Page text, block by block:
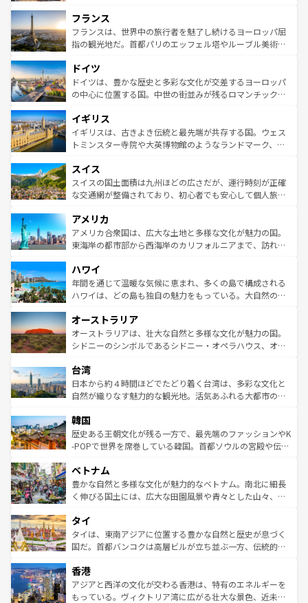
ませてくれるイタリアで、忘れられない旅をしてみよう！
なお、新着のイタリア情報はコンテンツ一覧 を参照してほ
しい。
文化が根付くこの国では、情熱的なフラメンコ、熱気あふ
れる闘牛、そして美味しいタパスが生活の一部となってい
る。首都マドリードの洗練された雰囲気や、バルセロナの
の城塞都市、穏やかなビーチリゾートまで多彩な表情を見
せる。地方によって風土や気候が異なるスペインはその個
性で訪れる人を魅了する。 なお、新着のスペイン情報はコ
フランス
フランスは、世界中の旅行者を魅了し続けるヨーロッパ屈
指の観光地だ。首都パリのエッフェル塔やルーブル美術館
で、幅広い魅力が詰まっている。華麗な宮殿、歴史的な大
聖堂、美しいビーチ、そして豊かな自然が、訪れる者を心
から魅了する。また、フランスは美食の国としても知ら
いる。シャンパンの発祥地であるランス、プロヴァンスの
香り高いラベンダー畑など、多彩な楽しみ方が可能だ。さ
らに、パリ以外の地域にも魅力が溢れており、どの街角に
れる地方に足を運ぶとそれぞれで全く異なる文化を体験で
きるだろう。 なお、新着のフランス情報はコンテンツ一覧
を参照してほしい。
ドイツ
ドイツは、豊かな歴史と多彩な文化が交差するヨーロッパ
の中心に位置する国。中世の街並みが残るロマンチック街
顔を持つこの国は、どこを歩いても飽きることがない。ベ
ルリンの文化的活気、バイエルン州のアルプスの絶景、そ
してライン川沿いのワイン畑といった風景は必見。ビール
は、お酒好きな人にはぜひ体験してほしい。 なお、新着の
ドイツ情報はコンテンツ一覧を参照してほしい。
イギリス
イギリスは、古きよき伝統と最先端が共存する国。ウェス
トミンスター寺院や大英博物館のようなランドマーク、歴
リアごとに異なる魅力がある。また、優雅なアフタヌーン
ティー、ビール好きにはたまらない英国パブ、サッカー観
戦など、本場だからこそできる体験も豊富。イギリスを旅
ンツ一覧を参照してほしい。
スイス
スイスの国土面積は九州ほどの広さだが、運行時刻が正確
な交通網が整備されており、初心者でも安心して個人旅行
の建物がそのまま残る町や、スイスならではのユニークな
博物館もあり、アルプス観光だけでなく町歩きも満喫する
ことができる。国民の所得が高いため物価も高いが、旅行
ば市内交通費無料で観光を楽しむこともできる。 なお、新
着のスイス情報はコンテンツ一覧 を参照してほしい。
アメリカ
アメリカ合衆国は、広大な土地と多様な文化が魅力の国。
東海岸の都市部から西海岸のカリフォルニアまで、訪れる
のような巨大都市は、観光、ショッピング、エンターテイ
ンメントが詰まった刺激的なスポットだ。一方、アメリカ
西部には大自然が広がり、グランドキャニオンやイエロー
部のニューオーリンズでは、音楽と美食が融合した独特の
文化が魅力。旅行者はアメリカの各地域で異なる魅力を楽
しみながら、その多様性と豊かな歴史を感じることができ
ならではの贅沢な旅のスタイルだ。 なお、新着のアメリカ
情報はコンテンツ一覧を参照してほしい。
ハワイ
年間を通じて温暖な気候に恵まれ、多くの島で構成される
ハワイは、どの島も独自の魅力をもっている。大自然の神
ワイ島は見逃せない。また、定番の観光地といえばオアフ
島だが、静かな自然を求めるならマウイ島やカウアイ島が
おすすめ。エメラルドグリーンに輝く海をはじめ、豊かな
れるおもてなしの心で訪れる人々を迎えてくれるハワイの
人々、おいしいローカルフードやハワイアンミュージッ
ク、伝統的なフラダンスなど、すべてがハワイの魅力を彩
ワイを、存分に味わってほしい。 なお、新着のハワイ情報
はコンテンツ一覧を参照してほしい。
オーストラリア
オーストラリアは、壮大な自然と多様な文化が魅力の国。
シドニーのシンボルであるシドニー・オペラハウス、オー
リアリーフや大陸中央部にそびえるウルル（エアーズロッ
ク）、タスマニアの美しい原生林やケアンズの熱帯雨林な
ど、見どころがたくさん。また、カフェやワイン、オージ
いる。アクティビティも充実しており、サーフィンやダイ
ビング、ハイキングなど、アウトドア好きにはたまらな
い。オーストラリアの多彩な魅力を存分に味わいつくそ
参照してほしい。
台湾
日本から約４時間ほどでたどり着く台湾は、多彩な文化と
自然が織りなす魅力的な観光地。活気あふれる大都市の台
ン）、静ひつな山岳地帯である台湾東部など、都市の喧騒
と山間の静けさが共存しており、訪れる人に新しい発見と
驚きをもたらしてくれる。また、奥深い台湾の食文化も魅
容にもいいと評判のスイーツなど、バラエティ豊かな料理
が味わえる。 なお、新着の台湾情報は コンテンツ一覧を参
照してほしい。
韓国
歴史ある王朝文化が残る一方で、最先端のファッションやK
-POPで世界を席巻している韓国。首都ソウルの宮殿や伝統
き、地方に足を延ばせば四季折々の自然美を楽しむことが
できる。そして、キムチや焼肉、絶品のストリートフード
まで、さまざまな韓国料理が待っている。夜には、韓国な
リティに包まれながら、韓国の多彩な魅力を心ゆくまで味
わってみてほしい。 なお、新着の韓国情報はコンテンツ一
覧を参照してほしい。
ベトナム
豊かな自然と多様な文化が魅力的なベトナム。南北に細長
く伸びる国土には、広大な田園風景や青々とした山々、世
急速な発展と共に伝統が息づく。ハノイの古い町並みやホ
ーチミン市のフランス統治時代の建物も、独特の雰囲気を
醸し出している。また、バラエティの豊かさとおいしさで
とつ。フォーやバインミー、ベトナムコーヒーなどは、ぜ
ひ現地で味わいたい。どの地域を訪れてもあたたかい人々
が旅行者を迎えてくれるので、きっと忘れられない旅にな
タイ
タイは、東南アジアに位置する豊かな自然と歴史が息づく
国だ。首都バンコクは高層ビルが立ち並ぶ一方、伝統的な
の活気が交差している。北部ではチェンマイなどの山岳地
帯で自然と触れ合い、南部ではプーケットやクラビの美し
いビーチでリゾート気分を楽しむことができる。タイ料理
香港
アジアと西洋の文化が交わる香港は、特有のエネルギーを
もっている。ヴィクトリア湾に広がる壮大な景色、近未来